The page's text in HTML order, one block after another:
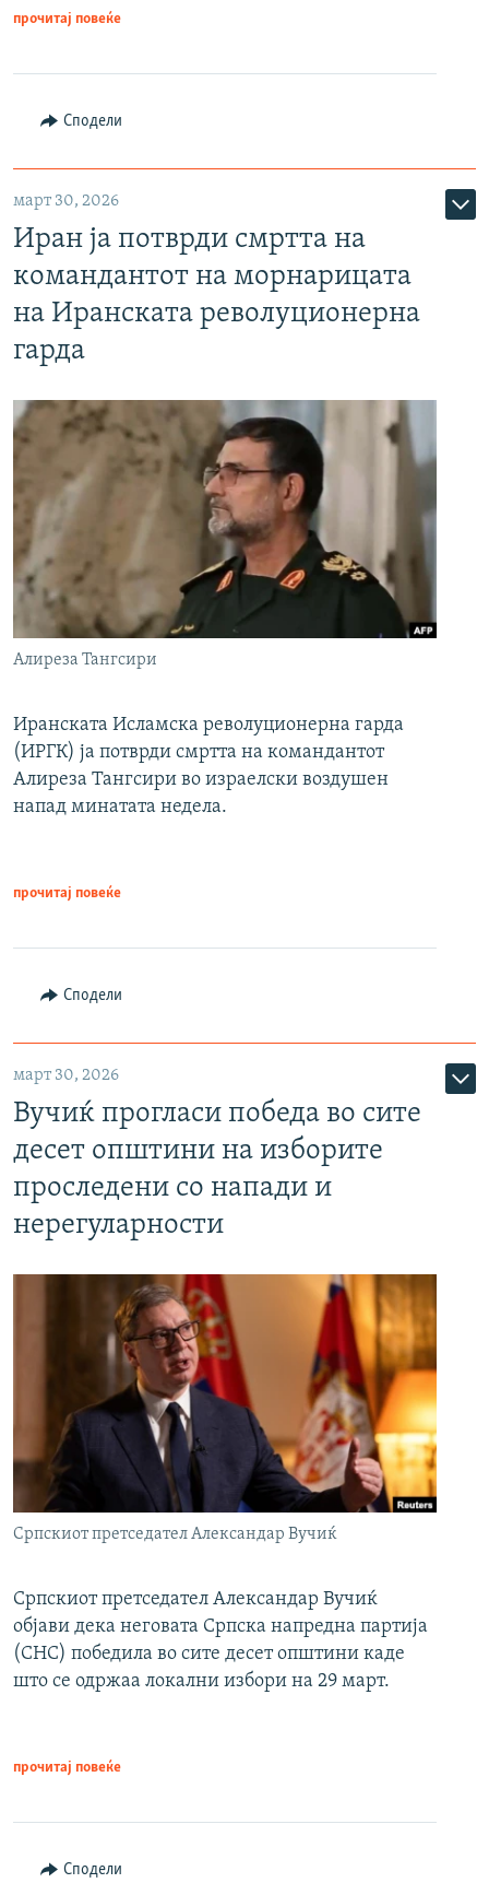
прочитај повеќе
Сподели
март 30, 2026
Иран ја потврди смртта на
командантот на морнарицата
на Иранската револуционерна
гарда
Алиреза Тангсири
Иранската Исламска револуционерна гарда
(ИРГК) ја потврди смртта на командантот
Алиреза Тангсири во израелски воздушен
напад минатата недела.
прочитај повеќе
Сподели
март 30, 2026
Вучиќ прогласи победа во сите
десет општини на изборите
проследени со напади и
нерегуларности
Српскиот претседател Александар Вучиќ
Српскиот претседател Александар Вучиќ
објави дека неговата Српска напредна партија
(СНС) победила во сите десет општини каде
што се одржаа локални избори на 29 март.
прочитај повеќе
Сподели